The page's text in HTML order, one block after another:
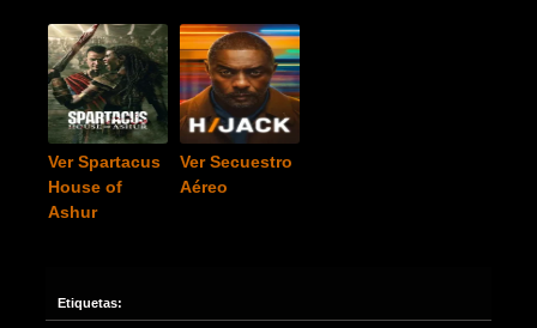
Ver Spartacus
House of
Ashur
Ver Secuestro
Aéreo
Etiquetas: